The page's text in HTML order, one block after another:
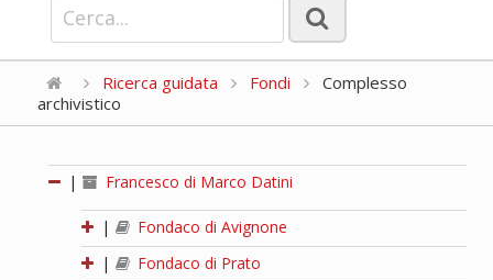
Ricerca guidata Fondi
Complesso
archivistico
| Francesco di Marco Datini
|
Fondaco di Avignone
|
Fondaco di Prato